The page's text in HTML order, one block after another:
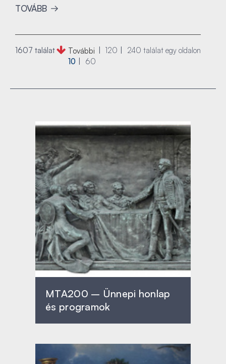
TOVÁBB
1607 találat További 240 találat egy oldalon
120
60
10
MTA200 – Ünnepi honlap
és programok